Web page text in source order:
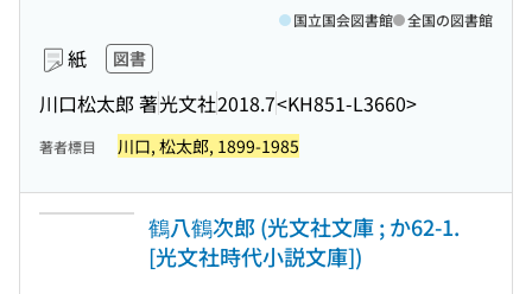
紙 図書
川口松太郎 著光文社2018.7<KH851-L3660>
国立国会図書館 全国の図書館
著者標目 川口, 松太郎, 1899-1985
鶴八鶴次郎 (光文社文庫 ; か62-1.
[光文社時代小説文庫])